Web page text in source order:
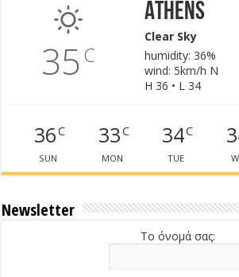
35C
Athens
Clear Sky
humidity: 36%
wind: 5km/h N
H 36 • L 34
36C
SUN
33C
MON
34C
TUE
Newsletter
Το όνομά σας: